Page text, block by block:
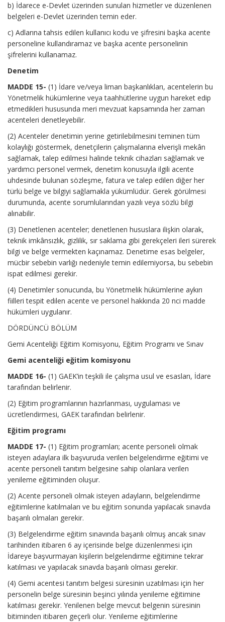
b) İdarece e-Devlet üzerinden sunulan hizmetler ve düzenlenen
belgeleri e-Devlet üzerinden temin eder.
c) Adlarına tahsis edilen kullanıcı kodu ve şifresini başka acente
personeline kullandıramaz ve başka acente personelinin
şifrelerini kullanamaz.
Denetim
MADDE 15- (1) İdare ve/veya liman başkanlıkları, acentelerin bu
Yönetmelik hükümlerine veya taahhütlerine uygun hareket edip
etmedikleri hususunda meri mevzuat kapsamında her zaman
acenteleri denetleyebilir.
(2) Acenteler denetimin yerine getirilebilmesini teminen tüm
kolaylığı göstermek, denetçilerin çalışmalarına elverişli mekân
sağlamak, talep edilmesi halinde teknik cihazları sağlamak ve
yardımcı personel vermek, denetim konusuyla ilgili acente
uhdesinde bulunan sözleşme, fatura ve talep edilen diğer her
türlü belge ve bilgiyi sağlamakla yükümlüdür. Gerek görülmesi
durumunda, acente sorumlularından yazılı veya sözlü bilgi
alınabilir.
(3) Denetlenen acenteler; denetlenen hususlara ilişkin olarak,
teknik imkânsızlık, gizlilik, sır saklama gibi gerekçeleri ileri sürerek
bilgi ve belge vermekten kaçınamaz. Denetime esas belgeler,
mücbir sebebin varlığı nedeniyle temin edilemiyorsa, bu sebebin
ispat edilmesi gerekir.
(4) Denetimler sonucunda, bu Yönetmelik hükümlerine aykırı
fiilleri tespit edilen acente ve personel hakkında 20 nci madde
hükümleri uygulanır.
DÖRDÜNCÜ BÖLÜM
Gemi Acenteliği Eğitim Komisyonu, Eğitim Programı ve Sınav
Gemi acenteliği eğitim komisyonu
MADDE 16- (1) GAEK’in teşkili ile çalışma usul ve esasları, İdare
tarafından belirlenir.
(2) Eğitim programlarının hazırlanması, uygulaması ve
ücretlendirmesi, GAEK tarafından belirlenir.
Eğitim programı
MADDE 17- (1) Eğitim programları; acente personeli olmak
isteyen adaylara ilk başvuruda verilen belgelendirme eğitimi ve
acente personeli tanıtım belgesine sahip olanlara verilen
yenileme eğitiminden oluşur.
(2) Acente personeli olmak isteyen adayların, belgelendirme
eğitimlerine katılmaları ve bu eğitim sonunda yapılacak sınavda
başarılı olmaları gerekir.
(3) Belgelendirme eğitim sınavında başarılı olmuş ancak sınav
tarihinden itibaren 6 ay içerisinde belge düzenlenmesi için
İdareye başvurmayan kişilerin belgelendirme eğitimine tekrar
katılması ve yapılacak sınavda başarılı olması gerekir.
(4) Gemi acentesi tanıtım belgesi süresinin uzatılması için her
personelin belge süresinin beşinci yılında yenileme eğitimine
katılması gerekir. Yenilenen belge mevcut belgenin süresinin
bitiminden itibaren geçerli olur. Yenileme eğitimlerine